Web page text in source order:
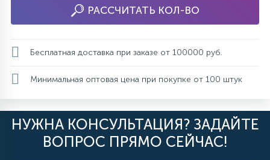
РАССЧИТАТЬ КОЛ-ВО
Бесплатная доставка при заказе от 100000 руб.
Минимальная оптовая цена при покупке от 100 штук
НУЖНА КОНСУЛЬТАЦИЯ? ЗАДАЙТЕ
ВОПРОС ПРЯМО СЕЙЧАС!